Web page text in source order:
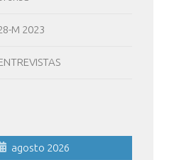
M 2023
agosto 2026